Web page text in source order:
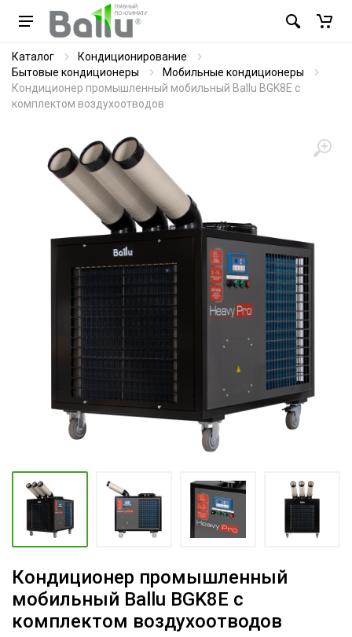
Каталог
Кондиционирование
Бытовые кондиционеры
Мобильные кондиционеры
Кондиционер промышленный мобильный Ballu BGK8E с
комплектом воздухоотводов
Кондиционер промышленный
мобильный Ballu BGK8E с
комплектом воздухоотводов